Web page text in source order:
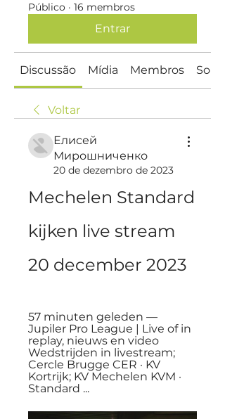
Público · 16 membros
Entrar
Discussão Mídia Membros Sobre
Voltar
Елисей
Мирошниченко
20 de dezembro de 2023
Mechelen Standard
kijken live stream
20 december 2023
57 minuten geleden —
Jupiler Pro League | Live of in
replay, nieuws en video
Wedstrijden in livestream;
Cercle Brugge CER · KV
Kortrijk; KV Mechelen KVM ·
Standard ...